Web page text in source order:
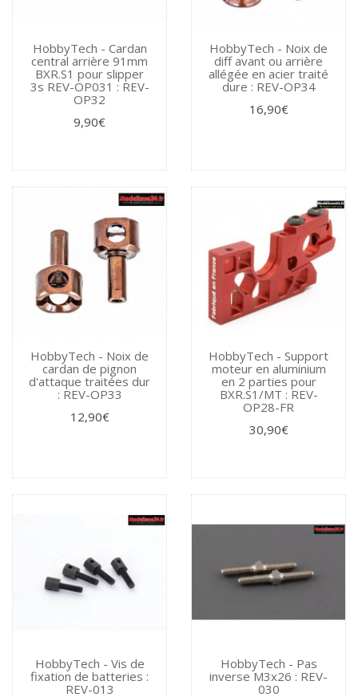
HobbyTech - Cardan
central arrière 91mm
BXR.S1 pour slipper
3s REV-OP031 : REV-
OP32
9,90€
HobbyTech - Noix de
diff avant ou arrière
allégée en acier traité
dure : REV-OP34
16,90€
HobbyTech - Noix de
cardan de pignon
d'attaque traitées dur
: REV-OP33
12,90€
HobbyTech - Support
moteur en aluminium
en 2 parties pour
BXR.S1/MT : REV-
OP28-FR
30,90€
HobbyTech - Vis de
fixation de batteries :
REV-013
HobbyTech - Pas
inverse M3x26 : REV-
030